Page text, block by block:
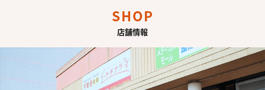
SHOP
店舗情報